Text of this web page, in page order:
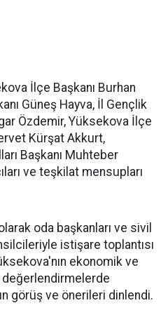
İlçe Başkanı Burhan
Güneş Hayva, İl Gençlik
Özdemir, Yüksekova İlçe
Kürşat Akkurt,
Başkanı Muhteber
ve teşkilat mensupları
oda başkanları ve sivil
istişare toplantısı
ekonomik ve
görüş ve önerileri dinlendi.